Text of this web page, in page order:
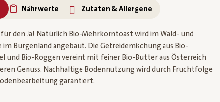
Nährwerte Zutaten & Allergene
den Ja! Natürlich Bio-Mehrkorntoast wird im Wald- und
im Burgenland angebaut. Die Getreidemischung aus Bio-
und Bio-Roggen vereint mit feiner Bio-Butter aus Österreich
Genuss. Nachhaltige Bodennutzung wird durch Fruchtfolge
garantiert.